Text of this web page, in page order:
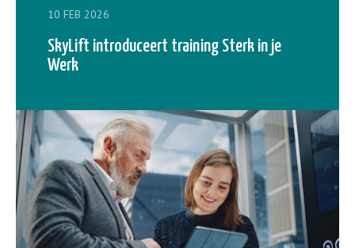
10 FEB 2026
SkyLift introduceert training Sterk in je
Werk